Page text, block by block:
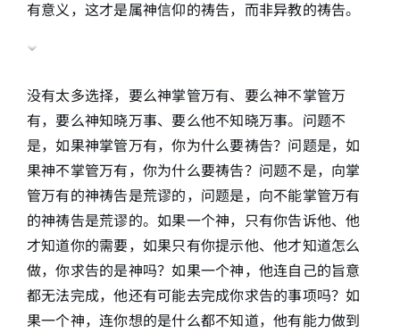
有意义，这才是属神信仰的祷告，而非异教的祷告。
没有太多选择，要么神掌管万有、要么神不掌管万
有，要么神知晓万事、要么他不知晓万事。问题不
是，如果神掌管万有，你为什么要祷告？问题是，如
果神不掌管万有，你为什么要祷告？问题不是，向掌
管万有的神祷告是荒谬的，问题是，向不能掌管万有
的神祷告是荒谬的。如果一个神，只有你告诉他、他
才知道你的需要，如果只有你提示他、他才知道怎么
做，你求告的是神吗？如果一个神，他连自己的旨意
都无法完成，他还有可能去完成你求告的事项吗？如
果一个神，连你想的是什么都不知道，他有能力做到